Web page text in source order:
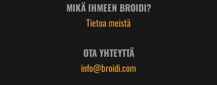
MIKÄ IHMEEN BROIDI?
Tietoa meistä
OTA YHTEYTTÄ
info@broidi.com